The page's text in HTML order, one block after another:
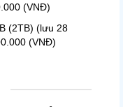
(VNĐ)
(2TB) (lưu 28
(VNĐ)